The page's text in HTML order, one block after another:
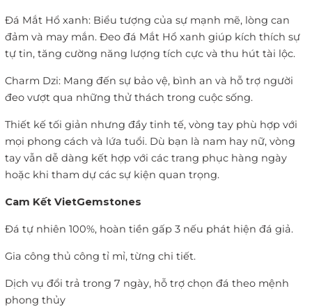
Đá Mắt Hổ xanh: Biểu tượng của sự mạnh mẽ, lòng can
đảm và may mắn. Đeo đá Mắt Hổ xanh giúp kích thích sự
tự tin, tăng cường năng lượng tích cực và thu hút tài lộc.
Charm Dzi: Mang đến sự bảo vệ, bình an và hỗ trợ người
đeo vượt qua những thử thách trong cuộc sống.
Thiết kế tối giản nhưng đầy tinh tế, vòng tay phù hợp với
mọi phong cách và lứa tuổi. Dù bạn là nam hay nữ, vòng
tay vẫn dễ dàng kết hợp với các trang phục hàng ngày
hoặc khi tham dự các sự kiện quan trọng.
Cam Kết VietGemstones
Đá tự nhiên 100%, hoàn tiền gấp 3 nếu phát hiện đá giả.
Gia công thủ công tỉ mỉ, từng chi tiết.
Dịch vụ đổi trả trong 7 ngày, hỗ trợ chọn đá theo mệnh
phong thủy